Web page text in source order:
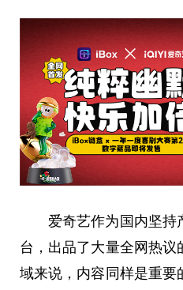
爱奇艺作为国内坚持
台 ，出品了大量全网热
域来说，内容同样是重要